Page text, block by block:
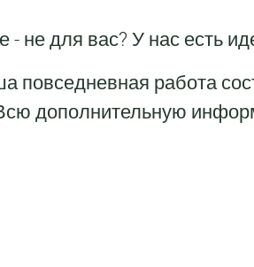
не для вас? У нас есть
повседневная работа
дополнительную